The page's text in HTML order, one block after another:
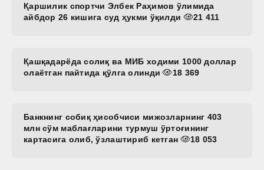
Қаршилик спортчи Элбек Раҳимов ўлимида
айбдор 26 кишига суд ҳукми ўқилди
21 411
Қашқадарёда солиқ ва МИБ ходими 1000 доллар
олаётган пайтида қўлга олинди
18 369
Банкнинг собиқ ҳисобчиси мижозларнинг 403
млн сўм маблағларини турмуш ўртоғининг
картасига олиб, ўзлаштириб кетган
18 053